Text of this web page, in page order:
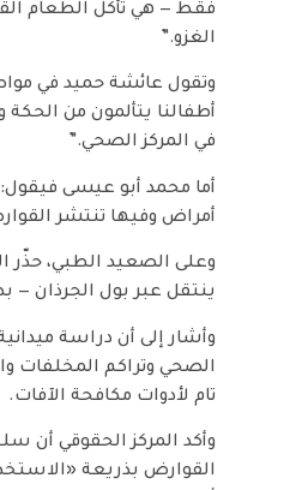
فقط — هي تأكل الطعام
الغزو.”
وتقول عائشة حميد في
أطفالنا يتألمون من
في المركز الصحي.”
أما محمد أبو عيسى
أمراض وفيها تنتشر
وعلى الصعيد الطبي، حذّر
ينتقل عبر بول الجرذان
الصحي وتراكم المخلفات
تام لأدوات مكافحة الآفات.
وأكد المركز الحقوقي أن
القوارض بذريعة